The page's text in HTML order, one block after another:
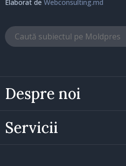
Despre noi
Servicii
Elaborat de Webconsulting.md